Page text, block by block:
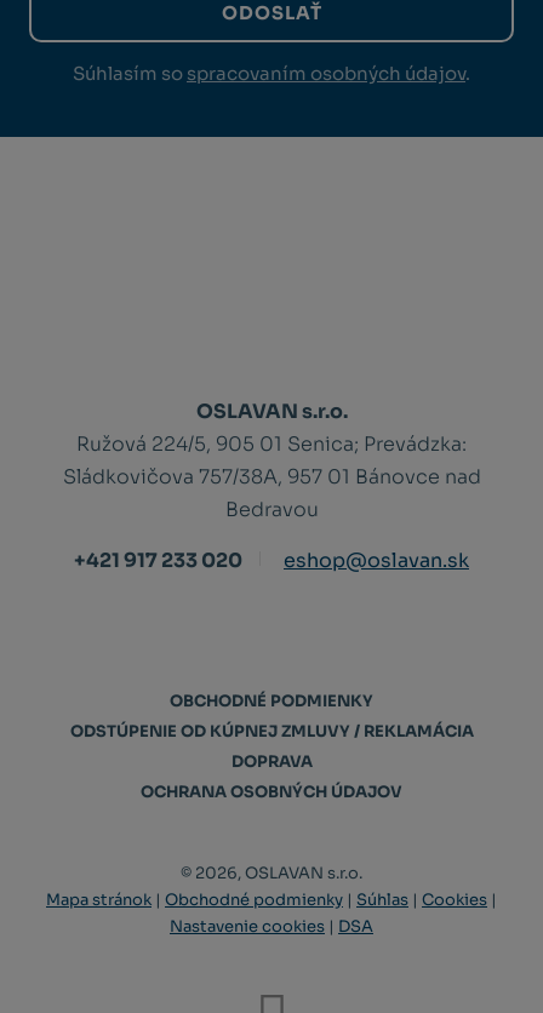
ODOSLAŤ
Súhlasím so spracovaním osobných údajov.
OSLAVAN s.r.o.
Ružová 224/5, 905 01 Senica; Prevádzka:
Sládkovičova 757/38A, 957 01 Bánovce nad
Bedravou
+421 917 233 020
eshop@oslavan.sk
OBCHODNÉ PODMIENKY
ODSTÚPENIE OD KÚPNEJ ZMLUVY / REKLAMÁCIA
DOPRAVA
OCHRANA OSOBNÝCH ÚDAJOV
© 2026, OSLAVAN s.r.o.
Mapa stránok | Obchodné podmienky | Súhlas | Cookies |
Nastavenie cookies | DSA